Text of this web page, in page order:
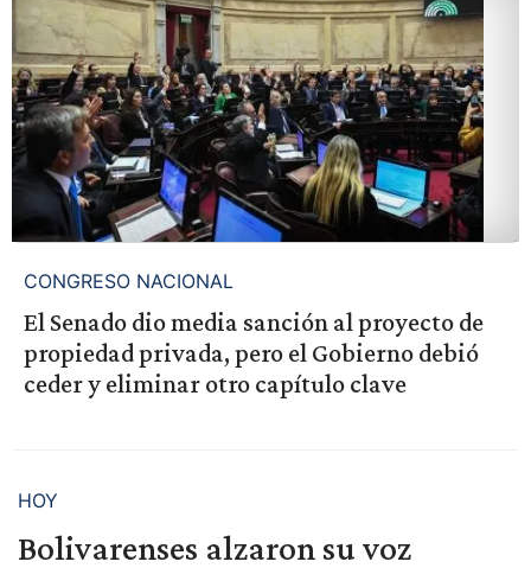
CONGRESO NACIONAL
El Senado dio media sanción al proyecto de
propiedad privada, pero el Gobierno debió
ceder y eliminar otro capítulo clave
HOY
Bolivarenses alzaron su voz